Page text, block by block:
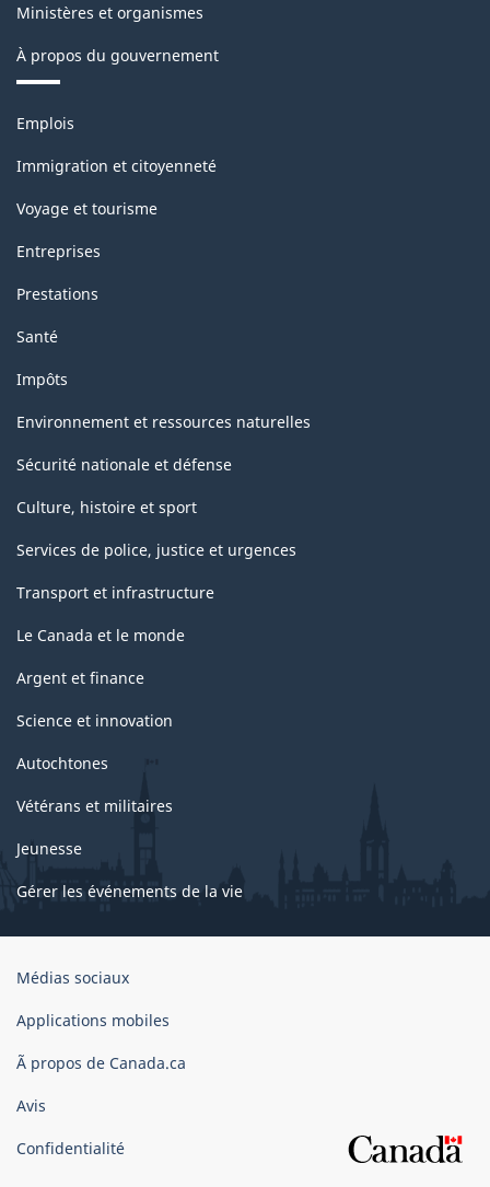
Ministères et organismes
À propos du gouvernement
Thèmes
sujets
Emplois
Immigration et citoyenneté
Voyage et tourisme
Entreprises
Prestations
Santé
Impôts
Environnement et ressources naturelles
Sécurité nationale et défense
Culture, histoire et sport
Services de police, justice et urgences
Transport et infrastructure
Le Canada et le monde
Argent et finance
Science et innovation
Autochtones
Vétérans et militaires
Jeunesse
Gérer les événements de la vie
Organisation
gouvernement
Canada
Médias sociaux
Applications mobiles
Ã propos de Canada.ca
Avis
Confidentialité